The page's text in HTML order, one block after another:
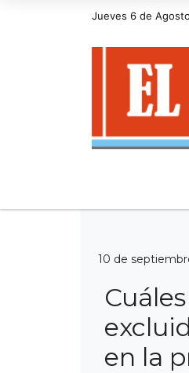
Jueves 6 deHoy es
10 de
en la